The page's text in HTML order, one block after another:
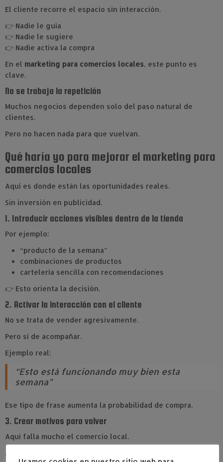
El cliente recorre el espacio sin interacción.
👉 Nadie le guía
👉 Nadie le sugiere
👉 Nadie activa la compra
En el marketing para comercios locales, este punto es
clave.
No se trabaja la repetición
Muchos negocios dependen solo del paso natural de
clientes.
Pero no hacen nada para que vuelvan.
Qué haría yo para mejorar el marketing para
comercios locales
Aquí es donde están las oportunidades reales.
Sin inversión en publicidad.
1. Introducir acciones visibles dentro de la tienda
Por ejemplo:
“producto de la semana”
combinaciones de productos
cartelería sencilla con recomendaciones
👉 Esto orienta la decisión.
2. Activar la interacción con el cliente
No se trata de vender agresivamente.
Pero sí de acompañar.
Ejemplo real:
“Esto está funcionando muy bien esta
semana”
Ese tipo de frase aumenta la probabilidad de compra.
3. Crear motivos para volver
Aquí falla mucho el comercio local.
Algunas opciones: